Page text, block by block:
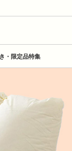
・限定品特集